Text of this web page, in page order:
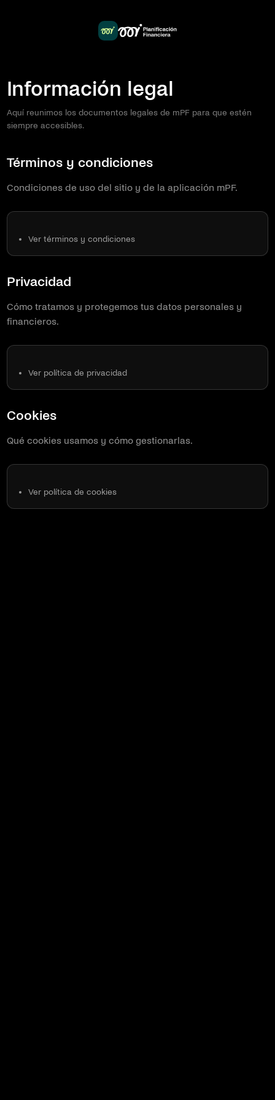
Información legal
Aquí reunimos los documentos legales de mPF para que estén
siempre accesibles.
Términos y condiciones
Condiciones de uso del sitio y de la aplicación mPF.
Ver términos y condiciones
Privacidad
Cómo tratamos y protegemos tus datos personales y
financieros.
Ver política de privacidad
Cookies
Qué cookies usamos y cómo gestionarlas.
Ver política de cookies